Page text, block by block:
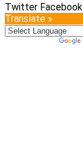
Twitter Facebook
Translate »